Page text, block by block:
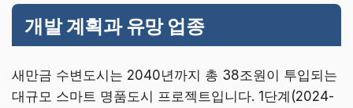
개발 계획과 유망 업종
새만금 수변도시는 2040년까지 총 38조원이 투입되는
대규모 스마트 명품도시 프로젝트입니다. 1단계(2024-